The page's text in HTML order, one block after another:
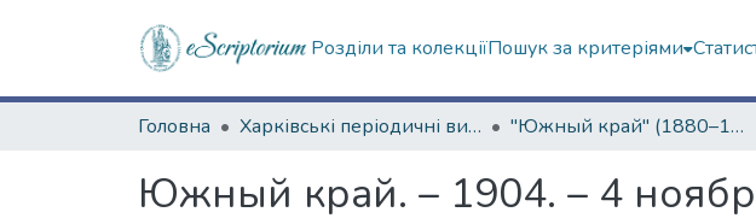
Розділи та колекціїПошук за критеріями
Головна Харківські періодичні видання "Южный край" (1880–1919 гг.)
Южный край. – 1904. – 4